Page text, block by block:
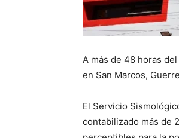
A más de 48 horas
en San Marcos,
El Servicio
contabilizado más de